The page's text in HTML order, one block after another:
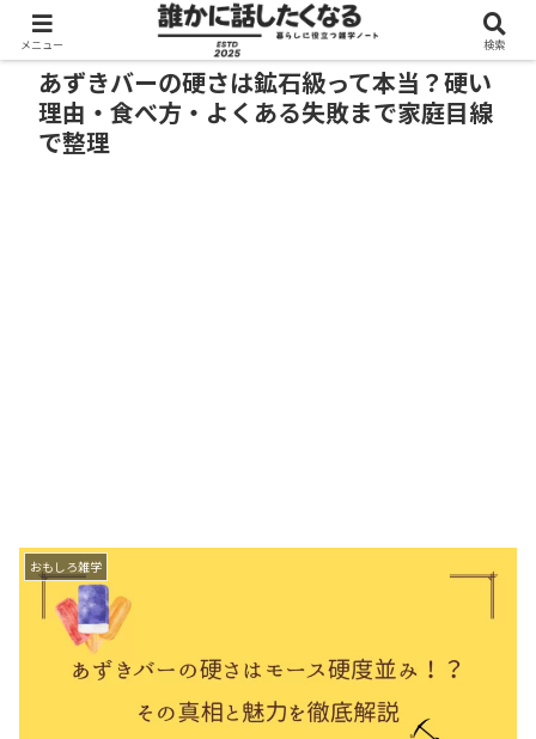
あずきバーの硬さは鉱石級って本当？硬い
理由・食べ方・よくある失敗まで家庭目線
で整理
おもしろ雑学
メニュー 検索